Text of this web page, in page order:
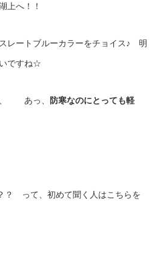
上へ！！
レートブルーカラーをチョイス♪ 明
ですね☆
、 あっ、 防寒なのにとっても軽
？ って、初めて聞く人はこちらを